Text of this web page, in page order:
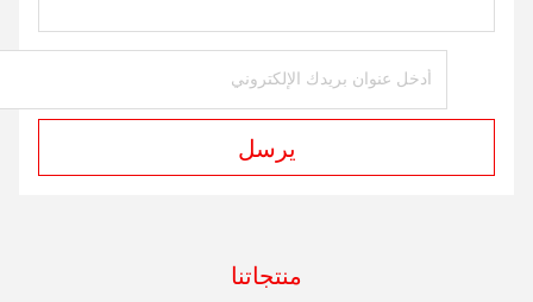
يرسل
منتجاتنا